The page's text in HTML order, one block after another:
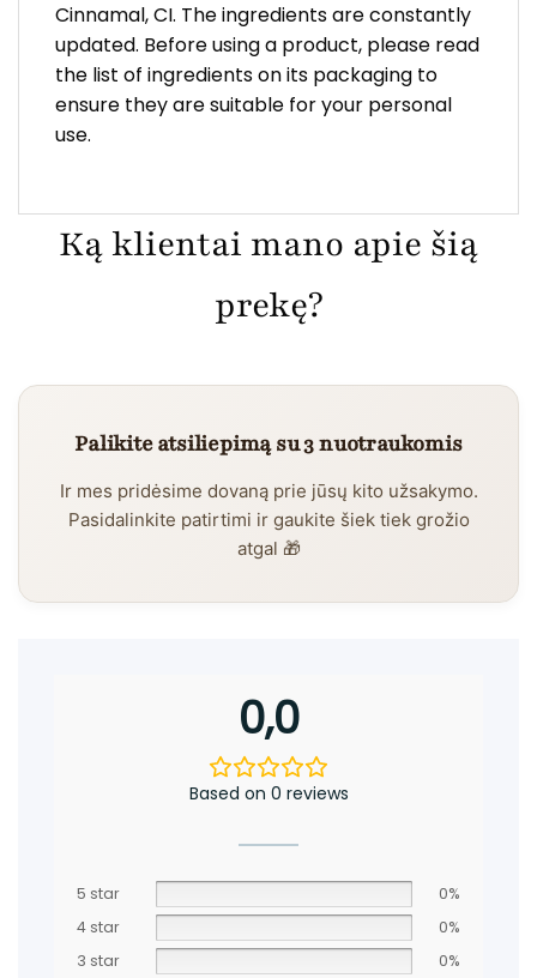
Cinnamal, CI. The ingredients are constantly
updated. Before using a product, please read
the list of ingredients on its packaging to
ensure they are suitable for your personal
use.
Ką klientai mano apie šią
prekę?
Palikite atsiliepimą su 3 nuotraukomis
Ir mes pridėsime dovaną prie jūsų kito užsakymo.
Pasidalinkite patirtimi ir gaukite šiek tiek grožio
atgal 🎁
0,0
Based on 0 reviews
5 star
0%
4 star
0%
3 star
0%